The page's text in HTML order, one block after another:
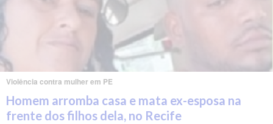
Violência contra mulher em PE
Homem arromba casa e mata ex-esposa na
frente dos filhos dela, no Recife